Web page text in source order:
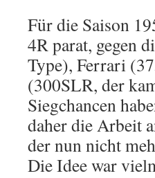
Für die Saison
4R parat, gegen
Type), Ferrari
(300SLR, der
Siegchancen
daher die Arbeit
der nun nicht
Die Idee war